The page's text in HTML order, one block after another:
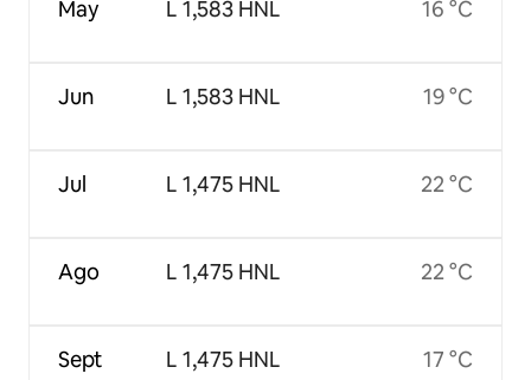
May
Jun
Jul
Ago
Sept
L 1,583 HNL
L 1,583 HNL
L 1,475 HNL
L 1,475 HNL
L 1,475 HNL
16 °C
19 °C
22 °C
22 °C
17 °C